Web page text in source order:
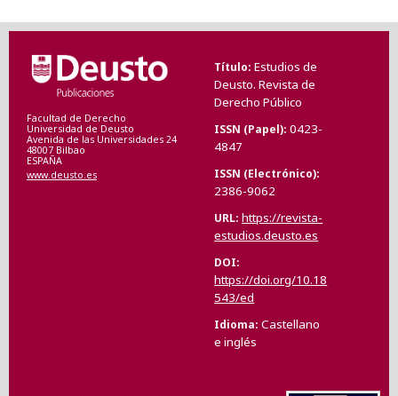
Facultad de Derecho
Universidad de Deusto
Avenida de las Universidades 24
48007 Bilbao
ESPAÑA
www.deusto.es
Título Estudios de
Deusto. Revista de
Derecho Público
ISSN (Papel) 0423-
4847
ISSN (Electrónico)
2386-9062
URL https://revista-
estudios.deusto.es
DOI
https://doi.org/10.18
543/ed
Idioma Castellano
e inglés